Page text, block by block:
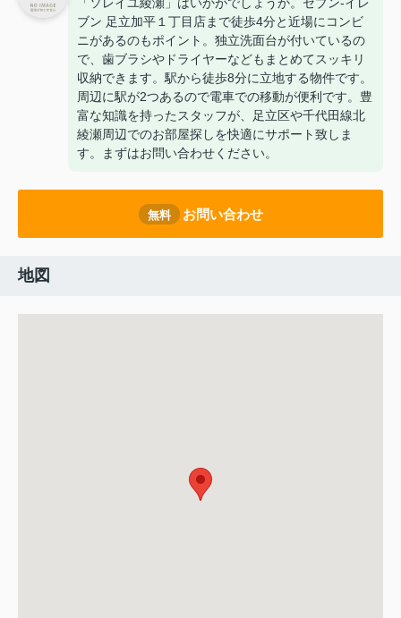
「ソレイユ綾瀬」はいかがでしょうか。セブン-イレ
ブン 足立加平１丁目店まで徒歩4分と近場にコンビ
ニがあるのもポイント。独立洗面台が付いているの
で、歯ブラシやドライヤーなどもまとめてスッキリ
収納できます。駅から徒歩8分に立地する物件です。
周辺に駅が2つあるので電車での移動が便利です。豊
富な知識を持ったスタッフが、足立区や千代田線北
綾瀬周辺でのお部屋探しを快適にサポート致しま
す。まずはお問い合わせください。
無料 お問い合わせ
地図